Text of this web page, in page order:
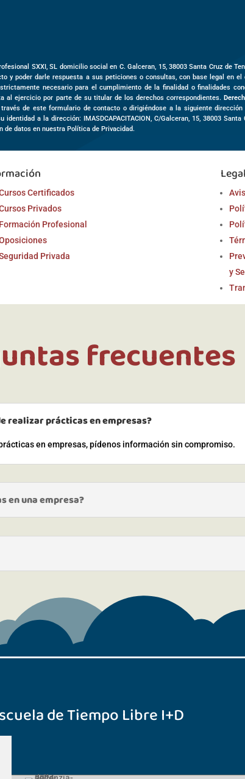
SXXI, SL domicilio social en C. Galceran, 15, 38003Santa Cruz de
y poder darle respuesta a sus peticiones o consultas, con base legal en
necesario para el cumplimiento de la finalidad o finalidades
al ejercicio por parte de su titular de los derechos correspondientes.
de este formulario de contacto o dirigiéndose a la siguiente
a la dirección: IMASDCAPACITACION,C/Galceran, 15,38003Santa
de datos en nuestra Política de Privacidad.
Certificados
Privados
Formación Profesional
Privada
Legal
y
frecuentes
realizar prácticas en empresas?
en empresas, pídenos información sin compromiso.
en una empresa?
de Tiempo Libre I+D